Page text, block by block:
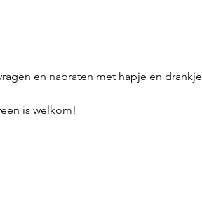
vragen en napraten met hapje en drankje
is welkom!